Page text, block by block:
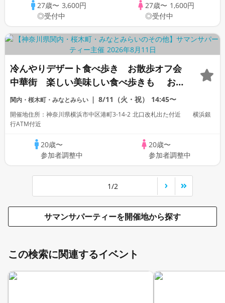
迎」「ぽっちゃり」「看護師」歓迎
27歳〜 3,600円
◎受付中
27歳〜 1,600円
◎受付中
冷んやりデザート食べ歩き お散歩オフ会
中華街 楽しい美味しい食べ歩きも お
盆「高身長」「家庭的」「一部上場企業
大手企業」「公務員」「オタク ぽっちゃ
り」「1名参加歓迎」「看護師」「OL」歓
関内・桜木町・みなとみらい 8/11（火・祝） 14:45〜
開催地住所：神奈川県横浜市中区港町3-14-2 北口改札出た付近 横浜銀
行ATM付近
20歳〜
参加者調整中
20歳〜
参加者調整中
1/2
サマンサパーティーを開催地から探す
この検索に関連するイベント